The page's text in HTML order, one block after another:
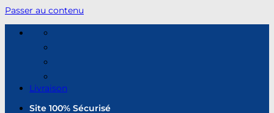
Passer au contenu
Livraison
Site 100% Sécurisé